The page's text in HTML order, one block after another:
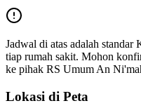
Jadwal di atas adalah standar
tiap rumah sakit. Mohon
ke pihak RS Umum An
Lokasi di Peta